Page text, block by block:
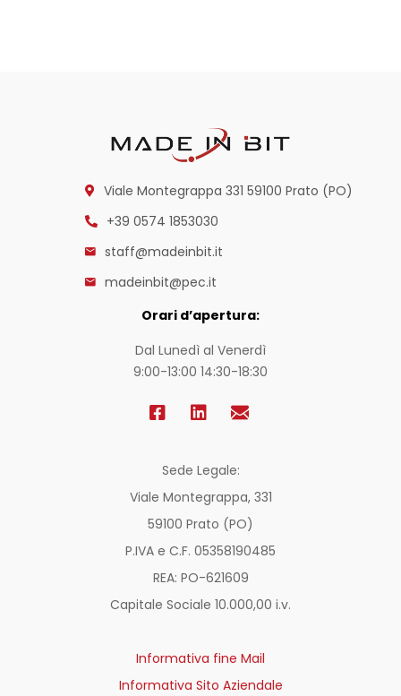
Viale Montegrappa 331 59100 Prato (PO)
+39 0574 1853030
staff@madeinbit.it
madeinbit@pec.it
Orari d’apertura:
Dal Lunedì al Venerdì
9:00-13:00 14:30-18:30
Sede Legale:
Viale Montegrappa, 331
59100 Prato (PO)
P.IVA e C.F. 05358190485
REA: PO-621609
Capitale Sociale 10.000,00 i.v.
Informativa fine Mail
Informativa Sito Aziendale